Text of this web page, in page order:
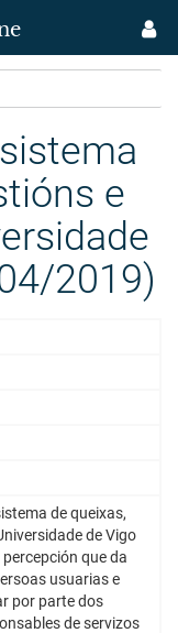
e
2019)
de queixas,
de Vigo
que da
usuarias e
por parte dos
de servizos